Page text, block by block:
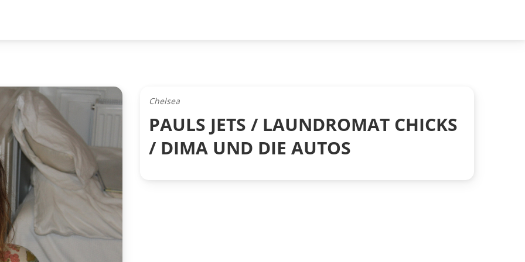
Chelsea
PAULS JETS / LAUNDROMAT CHICKS
/ DIMA UND DIE AUTOS